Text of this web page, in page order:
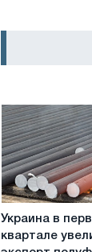
Украина
первом
Украина в
квартале